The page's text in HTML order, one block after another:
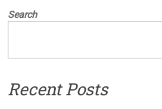
Search
Recent Posts